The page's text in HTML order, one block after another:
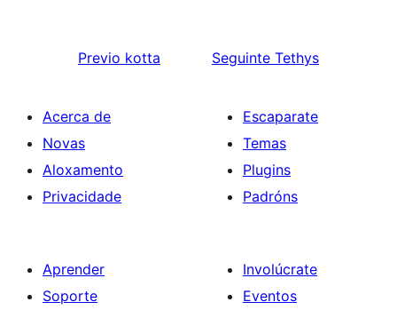
Previo kotta Seguinte Tethys
Acerca de
Novas
Aloxamento
Privacidade
Escaparate
Temas
Plugins
Padróns
Aprender
Soporte
Involúcrate
Eventos